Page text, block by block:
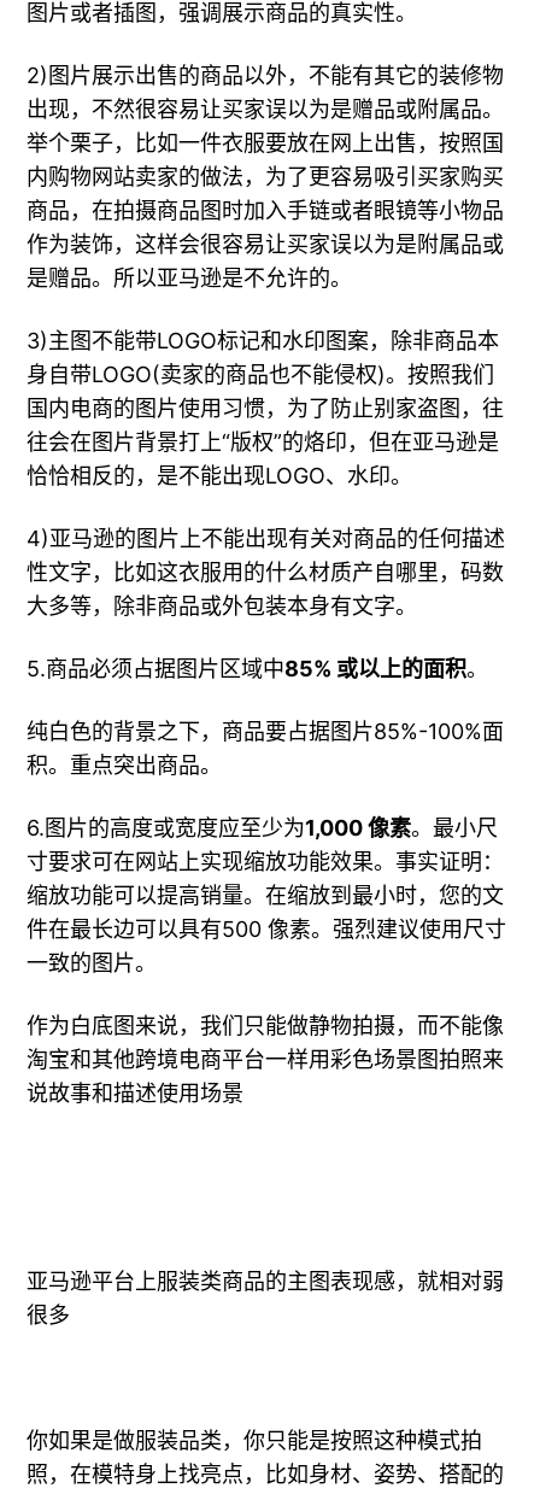
图片或者插图，强调展示商品的真实性。
2)图片展示出售的商品以外，不能有其它的装修物
出现，不然很容易让买家误以为是赠品或附属品。
举个栗子，比如一件衣服要放在网上出售，按照国
内购物网站卖家的做法，为了更容易吸引买家购买
商品，在拍摄商品图时加入手链或者眼镜等小物品
作为装饰，这样会很容易让买家误以为是附属品或
是赠品。所以亚马逊是不允许的。
3)主图不能带LOGO标记和水印图案，除非商品本
身自带LOGO(卖家的商品也不能侵权)。按照我们
国内电商的图片使用习惯，为了防止别家盗图，往
往会在图片背景打上“版权”的烙印，但在亚马逊是
恰恰相反的，是不能出现LOGO、水印。
4)亚马逊的图片上不能出现有关对商品的任何描述
性文字，比如这衣服用的什么材质产自哪里，码数
大多等，除非商品或外包装本身有文字。
5.商品必须占据图片区域中85% 或以上的面积。
纯白色的背景之下，商品要占据图片85%-100%面
积。重点突出商品。
6.图片的高度或宽度应至少为1,000 像素。最小尺
寸要求可在网站上实现缩放功能效果。事实证明：
缩放功能可以提高销量。在缩放到最小时，您的文
件在最长边可以具有500 像素。强烈建议使用尺寸
一致的图片。
作为白底图来说，我们只能做静物拍摄，而不能像
淘宝和其他跨境电商平台一样用彩色场景图拍照来
说故事和描述使用场景
亚马逊平台上服装类商品的主图表现感，就相对弱
很多
你如果是做服装品类，你只能是按照这种模式拍
照，在模特身上找亮点，比如身材、姿势、搭配的